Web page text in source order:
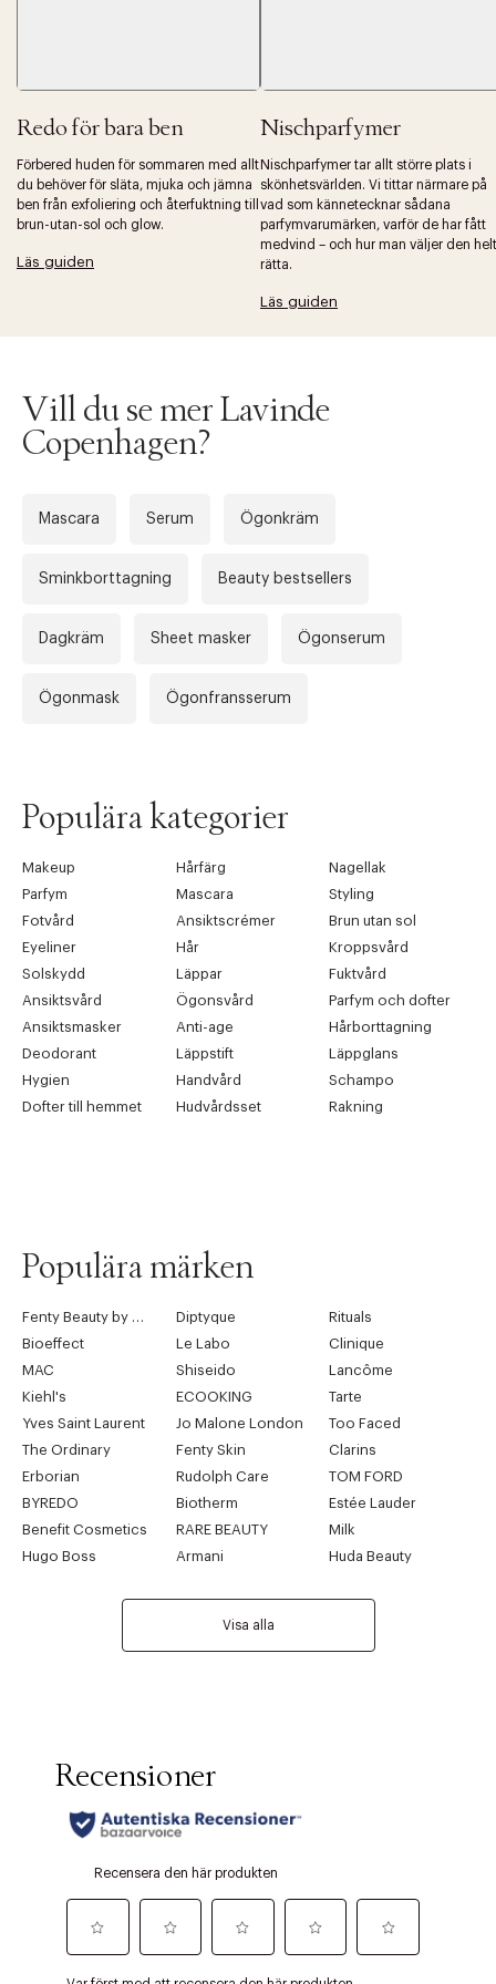
Redo för bara ben
Förbered huden för sommaren med allt
du behöver för släta, mjuka och jämna
ben från exfoliering och återfuktning till
brun-utan-sol och glow.
Läs guiden
Nischparfymer
Nischparfymer tar allt större plats i
skönhetsvärlden. Vi tittar närmare på
vad som kännetecknar sådana
parfymvarumärken, varför de har fått
medvind – och hur man väljer den helt
rätta.
Läs guiden
Tidigare
Vill du se mer Lavinde
Copenhagen?
Mascara Serum Ögonkräm
Sminkborttagning Beauty bestsellers
Dagkräm Sheet masker Ögonserum
Ögonmask Ögonfransserum
Populära kategorier
Makeup Hårfärg
Nagellak
Parfym
Mascara
Styling
Fotvård
Ansiktscrémer
Brun utan sol
Eyeliner
Hår
Kroppsvård
Solskydd
Läppar
Fuktvård
Ansiktsvård
Ögonsvård
Parfym och dofter
Ansiktsmasker
Anti-age
Hårborttagning
Deodorant
Läppstift
Läppglans
Hygien
Handvård
Schampo
Dofter till hemmet
Hudvårdsset Rakning
Populära märken
Diptyque
Rituals
Bioeffect
Le Labo
Clinique
MAC
Shiseido
Lancôme
Kiehl's
ECOOKING
Tarte
Yves Saint Laurent
Jo Malone London
Too Faced
The Ordinary
Fenty Skin
Clarins
Erborian
Rudolph Care
TOM FORD
BYREDO
Biotherm
Estée Lauder
Benefit Cosmetics
RARE BEAUTY
Milk
Hugo Boss
Armani Huda Beauty
Visa alla